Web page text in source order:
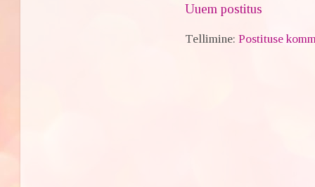
Uuem postitus
Tellimine:Postituse